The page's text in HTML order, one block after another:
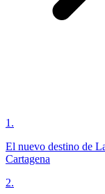
1 .
El nuevo destino de
Cartagena
2.